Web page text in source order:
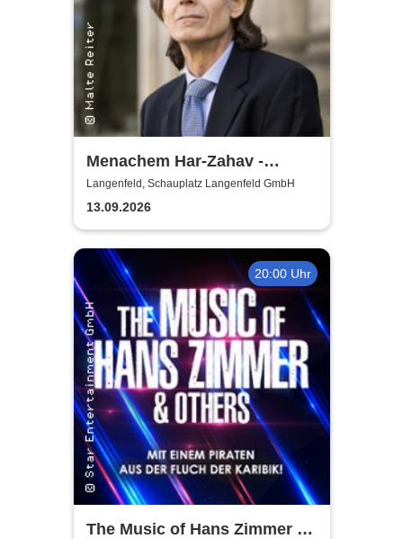
Menachem Har-Zahav -
Klassiker der romantischen
Klavierliteratur /
Meisterkonzert
Langenfeld, Schauplatz Langenfeld GmbH
13.09.2026
20:00 Uhr
The Music of Hans Zimmer &